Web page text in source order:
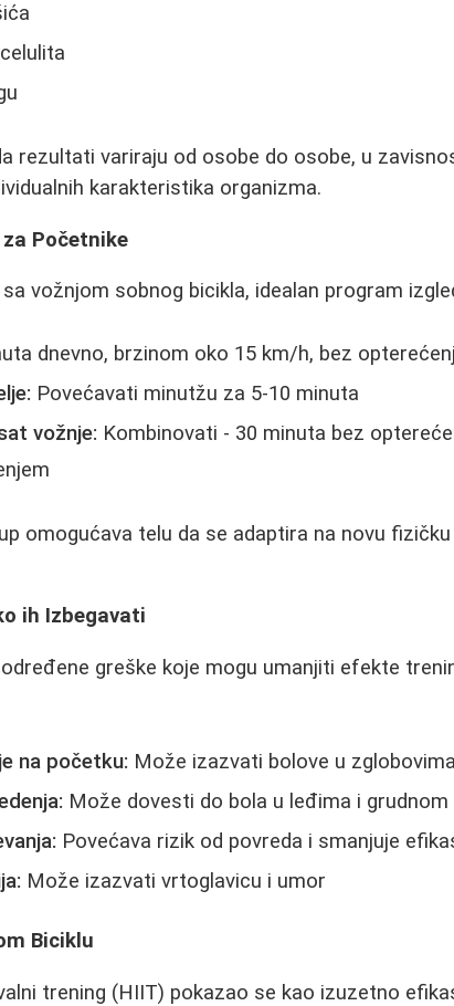
rezultati variraju od osobe do osobe, u
karakteristika organizma.
Početnike
vožnjom sobnog bicikla, idealan program
dnevno, brzinom oko 15 km/h, bez
Povećavati minutžu za 5-10 minuta
vožnje: Kombinovati - 30 minuta bez
omogućava telu da se adaptira na novu
ih Izbegavati
greške koje mogu umanjiti efekte
na početku: Može izazvati bolove u
Može dovesti do bola u leđima i grudnom
Povećava rizik od povreda i smanjuje
Može izazvati vrtoglavicu i umor
Biciklu
trening (HIIT) pokazao se kao izuzetno